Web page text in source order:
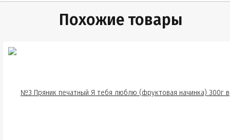
Похожие товары